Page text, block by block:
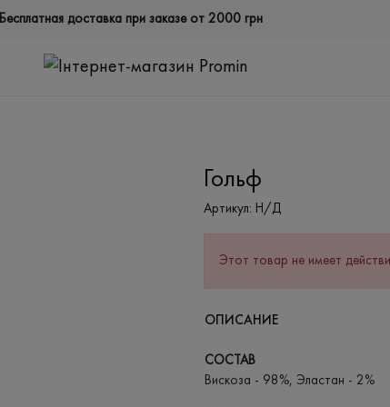
Бесплатная доставка при заказе от 2000 грн
Гольф
Артикул: Н/Д
Этот товар не имеет
ОПИСАНИЕ
СОСТАВ
Вискоза - 98%, Эластан - 2%